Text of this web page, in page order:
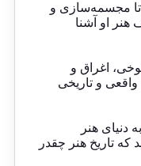
مجسمه‌سازی و
هنر او آشنا
اغراق و
واقعی و تاریخی
دنیای هنر
که تاریخ هنر چقدر